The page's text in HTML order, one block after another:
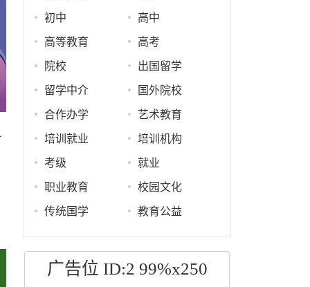
初中 高中
高等教育 高考
院校 出国留学
留学中介 国外院校
合作办学 艺术教育
培训就业 培训机构
考级 就业
职业教育 校园文化
传统国学 教育公益
广告位 ID:2 99%x250